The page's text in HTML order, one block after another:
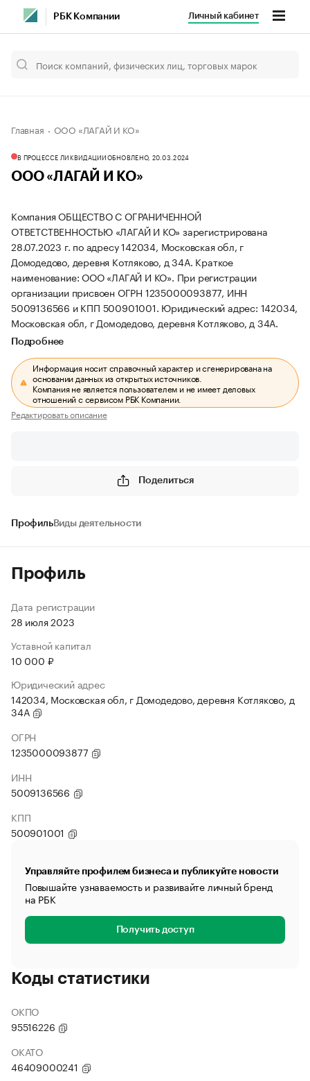
РБК Компании Личный кабинет
Главная ООО «ЛАГАЙ И КО»
В ПРОЦЕССЕ ЛИКВИДАЦИИОБНОВЛЕНО, 20.03.2024
ООО «ЛАГАЙ И КО»
Компания ОБЩЕСТВО С ОГРАНИЧЕННОЙ
ОТВЕТСТВЕННОСТЬЮ «ЛАГАЙ И КО» зарегистрирована
28.07.2023 г. по адресу 142034, Московская обл, г
Домодедово, деревня Котляково, д 34А. Краткое
наименование: ООО «ЛАГАЙ И КО». При регистрации
организации присвоен ОГРН 1235000093877, ИНН
5009136566 и КПП 500901001. Юридический адрес: 142034,
Московская обл, г Домодедово, деревня Котляково, д 34А.
Подробнее
Информация носит справочный характер и сгенерирована на
основании данных из открытых источников.
Компания не является пользователем и не имеет деловых
отношений с сервисом РБК Компании.
Редактировать описание
Поделиться
ПрофильВиды деятельности
Профиль
Дата регистрации
28 июля 2023
Уставной капитал
10 000 ₽
Юридический адрес
142034, Московская обл, г Домодедово, деревня Котляково, д
34А
ОГРН
1235000093877
ИНН
5009136566
КПП
500901001
Управляйте профилем бизнеса и публикуйте новости
Повышайте узнаваемость и развивайте личный бренд
на РБК
Получить доступ
Коды статистики
ОКПО
95516226
ОКАТО
46409000241